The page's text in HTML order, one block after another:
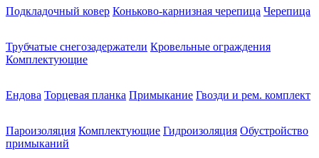
Подкладочный ковер Коньково-карнизная черепица Черепица
Трубчатые снегозадержатели Кровельные ограждения
Комплектующие
Ендова Торцевая планка Примыкание Гвозди и рем. комплект
Пароизоляция Комплектующие Гидроизоляция Обустройство
примыканий